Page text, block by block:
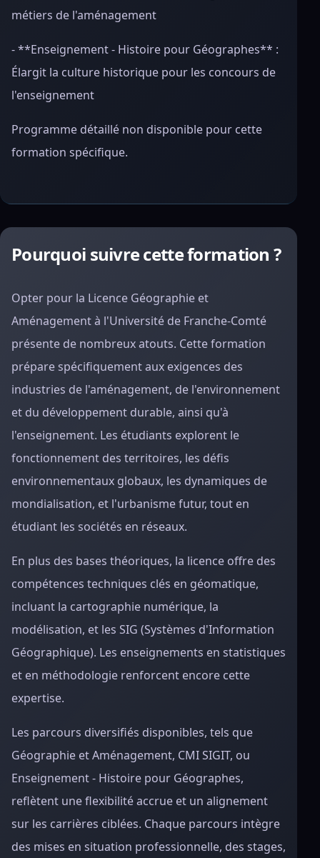
métiers de l'aménagement
- **Enseignement - Histoire pour Géographes** :
Élargit la culture historique pour les concours de
l'enseignement
Programme détaillé non disponible pour cette
formation spécifique.
Pourquoi suivre cette formation ?
Opter pour la Licence Géographie et
Aménagement à l'Université de Franche-Comté
présente de nombreux atouts. Cette formation
prépare spécifiquement aux exigences des
industries de l'aménagement, de l'environnement
et du développement durable, ainsi qu'à
l'enseignement. Les étudiants explorent le
fonctionnement des territoires, les défis
environnementaux globaux, les dynamiques de
mondialisation, et l'urbanisme futur, tout en
étudiant les sociétés en réseaux.
En plus des bases théoriques, la licence offre des
compétences techniques clés en géomatique,
incluant la cartographie numérique, la
modélisation, et les SIG (Systèmes d'Information
Géographique). Les enseignements en statistiques
et en méthodologie renforcent encore cette
expertise.
Les parcours diversifiés disponibles, tels que
Géographie et Aménagement, CMI SIGIT, ou
Enseignement - Histoire pour Géographes,
reflètent une flexibilité accrue et un alignement
sur les carrières ciblées. Chaque parcours intègre
des mises en situation professionnelle, des stages,